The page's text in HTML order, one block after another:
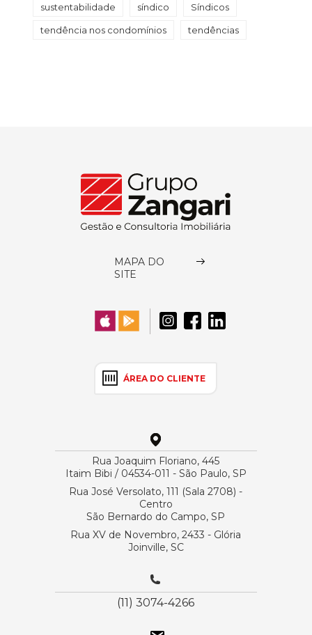
sustentabilidade síndico Síndicos
tendência nos condomínios tendências
MAPA DO
SITE
ÁREA DO CLIENTE
Rua Joaquim Floriano, 445
Itaim Bibi / 04534-011 - São Paulo, SP
Rua José Versolato, 111 (Sala 2708) -
Centro
São Bernardo do Campo, SP
Rua XV de Novembro, 2433 - Glória
Joinville, SC
(11) 3074-4266